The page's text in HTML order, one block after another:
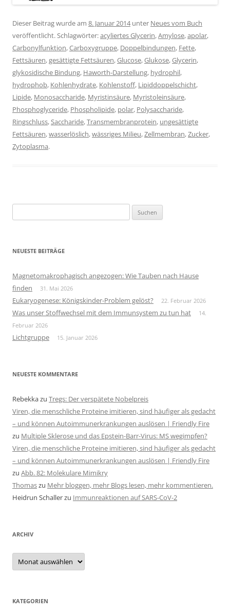
Dieser Beitrag wurde am 8. Januar 2014unter Neues vom Buch
veröffentlicht. Schlagwörter:acyliertes Glycerin,Amylose,apolar,
Carbonylfunktion,Carboxygruppe, Doppelbindungen, Fette,
Fettsäuren,gesättigte Fettsäuren,Glucose,Glukose,Glycerin,
glykosidische Bindung, Haworth-Darstellung, hydrophil,
hydrophob, Kohlenhydrate, Kohlenstoff, Lipiddoppelschicht,
Lipide, Monosaccharide, Myristinsäure, Myristoleinsäure,
Phosphoglyceride, Phospholipide, polar, Polysaccharide,
Ringschluss,Saccharide,Transmembranprotein, ungesättigte
Fettsäuren,wasserlöslich,wässriges Milieu,Zellmembran,Zucker,
Zytoplasma.
nach:
NEUESTE BEITRÄGE
Magnetomakrophagisch angezogen: Wie Tauben nach Hause
finden
31. Mai 2026
Eukaryogenese: Königskinder-Problem gelöst? 22. Februar 2026
Was unser Stoffwechsel mit dem Immunsystem zu tun hat
14.
Februar 2026
Lichtgruppe 15. Januar 2026
NEUESTE KOMMENTARE
Rebekkazu Tregs: Der verspätete Nobelpreis
Viren, die menschliche Proteine imitieren, sind häufiger als gedacht
– und können Autoimmunerkrankungen auslösen | Friendly Fire
zu Multiple Sklerose und das Epstein-Barr-Virus: MS wegimpfen?
Viren, die menschliche Proteine imitieren, sind häufiger als gedacht
– und können Autoimmunerkrankungen auslösen | Friendly Fire
zu Abb. 82: Molekulare Mimikry
Thomaszu Mehr bloggen, mehr Blogs lesen, mehr kommentieren.
Heidrun Schallerzu Immunreaktionen auf SARS-CoV-2
ARCHIV
Archiv
KATEGORIEN